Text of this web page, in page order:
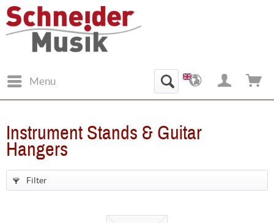
Menu
Instrument Stands & Guitar
Hangers
Filter